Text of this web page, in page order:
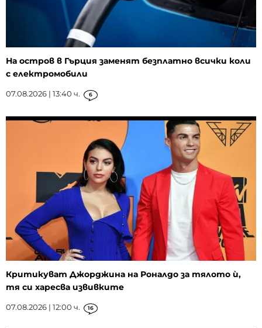
На остров в Гърция заменят безплатно всички коли
с електромобили
07.08.2026 | 13:40 ч. 6
Критикуват Джорджина на Роналдо за тялото ѝ,
тя си харесва извивките
07.08.2026 | 12:00 ч. 16